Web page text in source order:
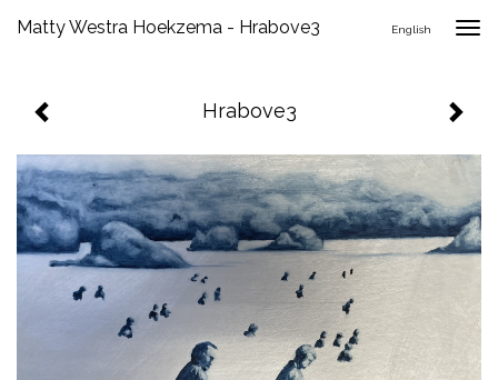
Matty Westra Hoekzema - Hrabove3 English
Hrabove3